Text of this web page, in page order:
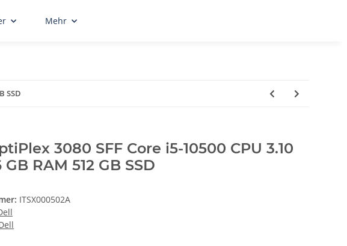
Mehr
SSD
3080 SFF Core i5-10500 CPU 3.10
GB RAM 512 GB SSD
ITSX000502A